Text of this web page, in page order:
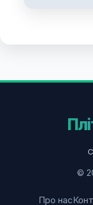
©
Про нас